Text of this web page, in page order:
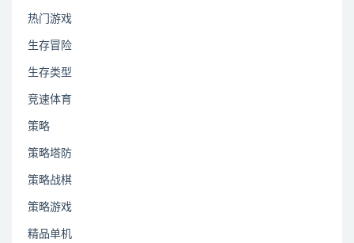
热门游戏
生存冒险
生存类型
竞速体育
策略
策略塔防
策略战棋
策略游戏
精品单机